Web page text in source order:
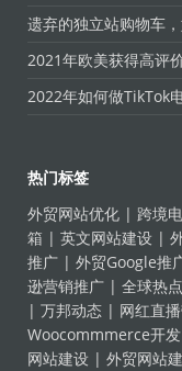
遗弃的独立站购物车
2021年欧美获得高评
2022年如何做TikTok
热门标签
外贸网站优化 | 跨境
箱 | 英文网站建设 |
推广 | 外贸Google推
逊营销推广 | 全球热
| 万邦动态 | 网红直
Woocommmerce开发
网站建设 | 外贸网站